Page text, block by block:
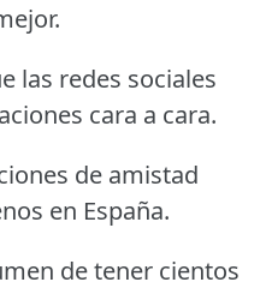
las redes sociales
cara a cara.
de amistad
en España.
de tener cientos